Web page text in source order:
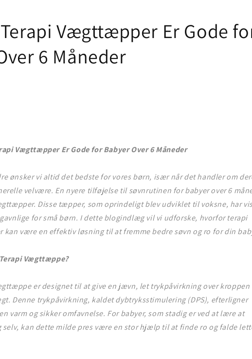
Vægttæpper Er Gode
6 Måneder
Vægttæpper Er Gode for Babyer Over 6 Måneder
ønsker vi altid det bedste for vores børn, især når det handler om
velvære. En nyere tilføjelse til søvnrutinen for babyer over 6
Disse tæpper, som oprindeligt blev udviklet til voksne, har
for små børn. I dette blogindlæg vil vi udforske, hvorfor terapi
være en effektiv løsning til at fremme bedre søvn og ro for din
Vægttæppe?
er designet til at give en jævn, let trykpåvirkning over kroppen
Denne trykpåvirkning, kaldet dybtryksstimulering (DPS), efterligner
varm og sikker omfavnelse. For babyer, som stadig er ved at lære at
selv, kan dette milde pres være en stor hjælp til at finde ro og falde